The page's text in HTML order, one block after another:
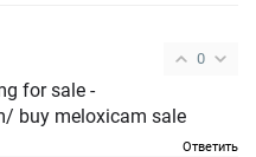
0
for sale -
buy meloxicam sale
Ответить